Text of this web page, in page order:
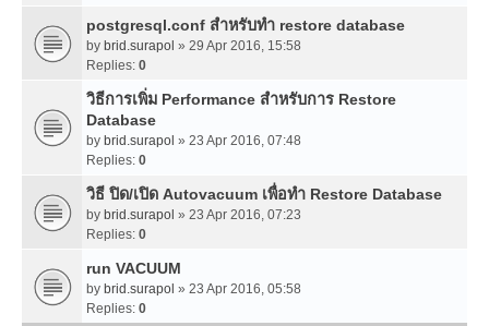
postgresql.conf สำหรับทำ restore database
by brid.surapol » 29 Apr 2016, 15:58
Replies: 0
วิธีการเพิ่ม Performance สำหรับการ Restore
Database
by brid.surapol » 23 Apr 2016, 07:48
Replies: 0
วิธี ปิด/เปิด Autovacuum เพื่อทำ Restore Database
by brid.surapol » 23 Apr 2016, 07:23
Replies: 0
run VACUUM
by brid.surapol » 23 Apr 2016, 05:58
Replies: 0